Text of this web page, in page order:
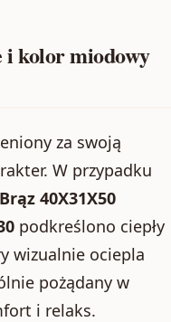
i kolor miodowy
za swoją
W przypadku
40X31X50
podkreślono ciepły
wizualnie ociepla
pożądany w
i relaks.